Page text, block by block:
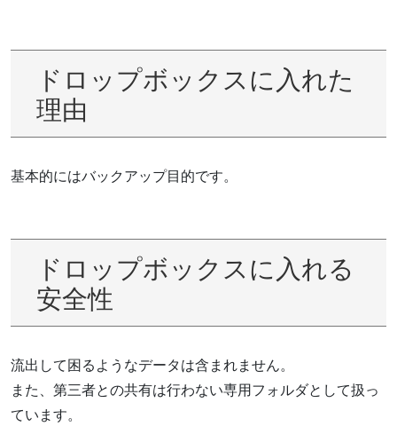
ドロップボックスに入れた
理由
基本的にはバックアップ目的です。
ドロップボックスに入れる
安全性
流出して困るようなデータは含まれません。
また、第三者との共有は行わない専用フォルダとして扱っ
ています。